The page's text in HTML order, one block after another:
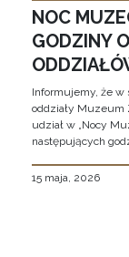
NOC
GODZINY
Informujemy, że w
oddziały Muzeum
udział w „Nocy
następujących
15 maja, 2026